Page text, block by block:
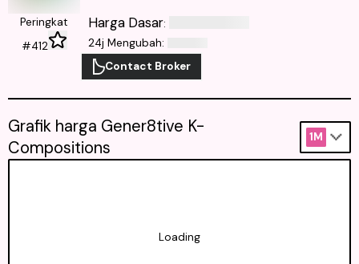
Peringkat
#412
Harga Dasar:
24j Mengubah:
Contact Broker
Grafik harga Gener8tive K-
Compositions
1M
Loading